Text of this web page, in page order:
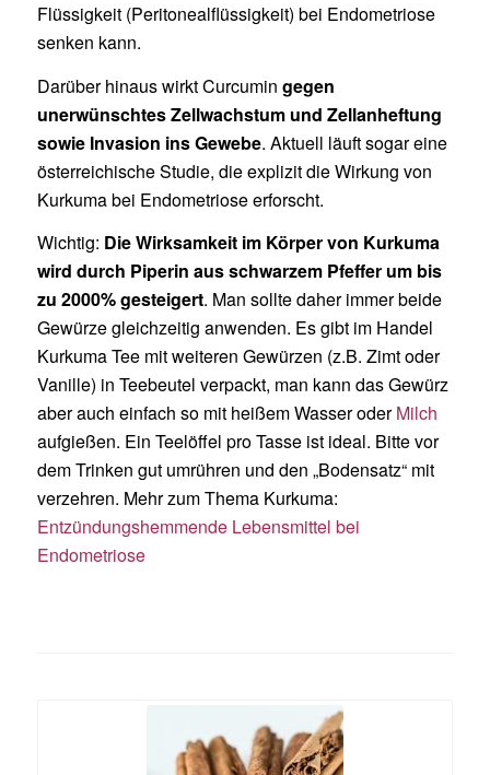
Flüssigkeit (Peritonealflüssigkeit) bei Endometriose
senken kann.
Darüber hinaus wirkt Curcumin gegen
unerwünschtes Zellwachstum und Zellanheftung
sowie Invasion ins Gewebe. Aktuell läuft sogar eine
österreichische Studie, die explizit die Wirkung von
Kurkuma bei Endometriose erforscht.
Wichtig: Die Wirksamkeit im Körper von Kurkuma
wird durch Piperin aus schwarzem Pfeffer um bis
zu 2000% gesteigert. Man sollte daher immer beide
Gewürze gleichzeitig anwenden. Es gibt im Handel
Kurkuma Tee mit weiteren Gewürzen (z.B. Zimt oder
Vanille) in Teebeutel verpackt, man kann das Gewürz
aber auch einfach so mit heißem Wasser oderMilch
aufgießen. Ein Teelöffel pro Tasse ist ideal. Bitte vor
dem Trinken gut umrühren und den „Bodensatz“ mit
verzehren. Mehr zum Thema Kurkuma:
Entzündungshemmende Lebensmittel bei
Endometriose